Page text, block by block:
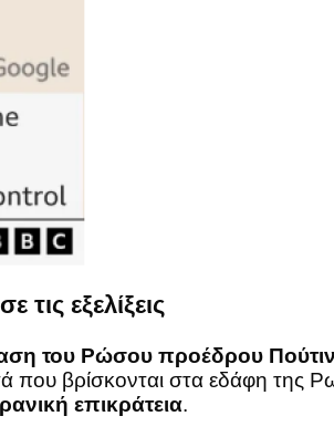
εξελίξεις
του Ρώσου προέδρου
που βρίσκονται στα εδάφη της
επικράτεια.